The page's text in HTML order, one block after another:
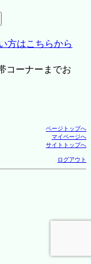
方はこちらから
コーナーまでお
ページトップへ
マイページへ
サイトトップへ
ログアウト